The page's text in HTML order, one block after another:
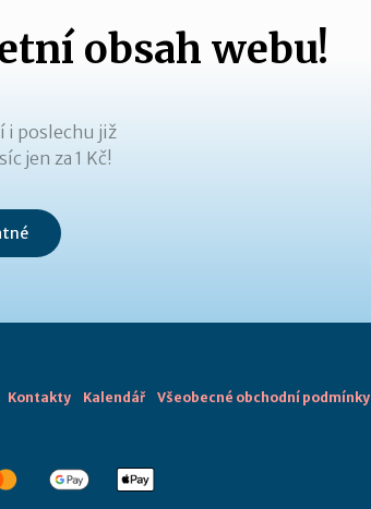
obsah webu!
i poslechu již
jen za 1 Kč!
Kontakty Kalendář Všeobecné obchodní podmínky